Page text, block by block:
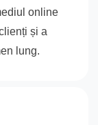
online
și a
lung.